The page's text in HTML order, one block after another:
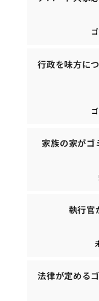
行政を味方に
家族の家がゴ
執行官
法律が定める